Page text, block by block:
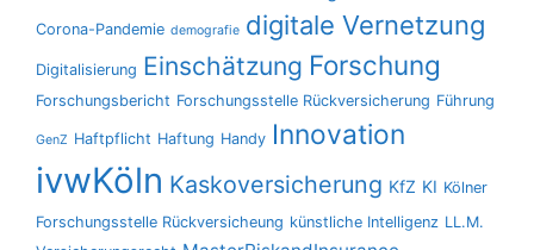
Corona-Pandemie demografie digitale Vernetzung
Digitalisierung Einschätzung Forschung
Forschungsbericht Forschungsstelle Rückversicherung Führung
GenZ Haftpflicht Haftung Handy Innovation
ivwKöln Kaskoversicherung KfZ KI Kölner
Forschungsstelle Rückversicheung künstliche Intelligenz LL.M.